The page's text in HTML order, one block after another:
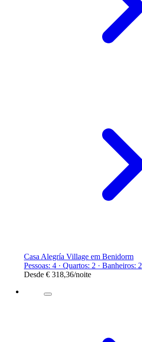
Casa Alegría Village em Benidorm
Pessoas: 4 · Quartos: 2 · Banheiros: 2
Desde € 318,36/noite